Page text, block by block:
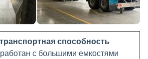
способность
с большими емкостями